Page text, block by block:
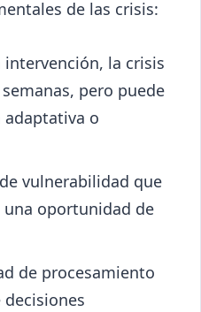
de las crisis:
la crisis
pero puede
adaptativa o
vulnerabilidad que
oportunidad de
de procesamiento